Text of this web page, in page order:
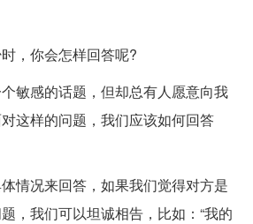
，你会怎样回答呢?
敏感的话题，但却总有人愿意向我
这样的问题，我们应该如何回答
情况来回答，如果我们觉得对方是
，我们可以坦诚相告，比如：“我的